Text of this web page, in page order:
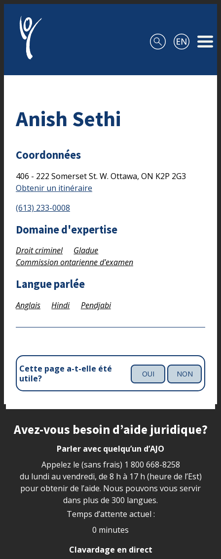
Anish Sethi
Coordonnées
406 - 222 Somerset St. W. Ottawa, ON K2P 2G3
Obtenir un itinéraire
(613) 233-0008
Domaine d'expertise
Droit criminel
Gladue
Commission ontarienne d'examen
Langue parlée
Anglais Hindi Pendjabi
Cette page a-t-elle été
utile?
OUI NON
Site footer
Avez-vous besoin d’aide juridique?
Parler avec quelqu’un d’AJO
Appelez le (sans frais) 1 800 668-8258
du lundi au vendredi, de 8 h à 17 h (heure de l’Est)
pour obtenir de l’aide. Nous pouvons vous servir
dans plus de 300 langues.
Temps d’attente actuel :
0 minutes
Clavardage en direct